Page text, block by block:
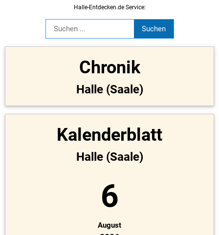
Halle-Entdecken.de Service:
Chronik
Halle (Saale)
Kalenderblatt
Halle (Saale)
6
August